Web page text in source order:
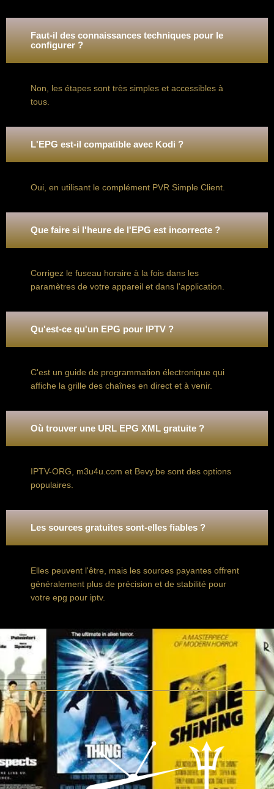
Faut-il des connaissances techniques pour le
configurer ?
Non, les étapes sont très simples et accessibles à
tous.
L'EPG est-il compatible avec Kodi ?
Oui, en utilisant le complément PVR Simple Client.
Que faire si l'heure de l'EPG est incorrecte ?
Corrigez le fuseau horaire à la fois dans les
paramètres de votre appareil et dans l'application.
Qu'est-ce qu'un EPG pour IPTV ?
C'est un guide de programmation électronique qui
affiche la grille des chaînes en direct et à venir.
Où trouver une URL EPG XML gratuite ?
IPTV-ORG, m3u4u.com et Bevy.be sont des options
populaires.
Les sources gratuites sont-elles fiables ?
Elles peuvent l'être, mais les sources payantes offrent
généralement plus de précision et de stabilité pour
votre epg pour iptv.